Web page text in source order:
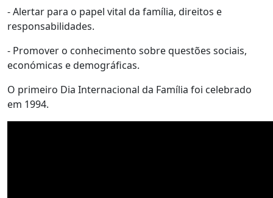
- Alertar para o papel vital da família, direitos e
responsabilidades.
- Promover o conhecimento sobre questões sociais,
económicas e demográficas.
O primeiro Dia Internacional da Família foi celebrado
em 1994.